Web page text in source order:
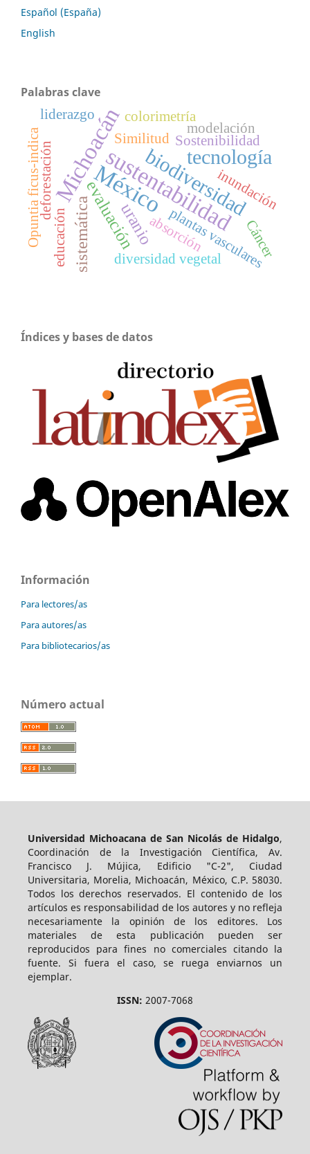
Español (España)
English
Palabras clave
sustentabilidad
MichoacánMéxicobiodiversidad
tecnología
evaluación
sistemática uranio plantas vasculares
diversidad vegetal
deforestación
Opuntia ficus-indica Sostenibilidad
inundación
modelación
colorimetría
liderazgo
Similitud
educación Cáncer
absorción
Índices y bases de datos
Información
Para lectores/as
Para autores/as
Para bibliotecarios/as
Número actual
Universidad Michoacana de San Nicolás de Hidalgo,
Coordinación de la Investigación Científica, Av.
Francisco J. Mújica, Edificio "C-2", Ciudad
Universitaria, Morelia, Michoacán, México, C.P. 58030.
Todos los derechos reservados. El contenido de los
artículos es responsabilidad de los autores y no refleja
necesariamente la opinión de los editores. Los
materiales de esta publicación pueden ser
reproducidos para fines no comerciales citando la
fuente. Si fuera el caso, se ruega enviarnos un
ejemplar.
ISSN: 2007-7068